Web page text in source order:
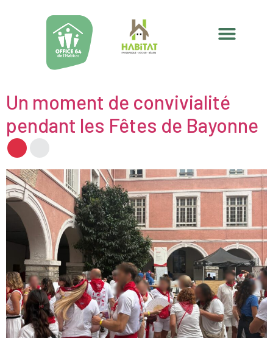
Un moment de convivialité
pendant les Fêtes de Bayonne